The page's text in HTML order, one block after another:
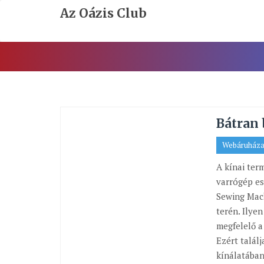
Az Oázis Club
Bátran
A kínai
varrógép
Sewing
terén.
megfelelő
Ezért